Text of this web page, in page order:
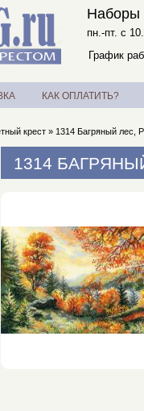
Наборы
пн.-пт. с
График
КАК ОПЛАТИТЬ?
крест » 1314 Багряный лес,
1314